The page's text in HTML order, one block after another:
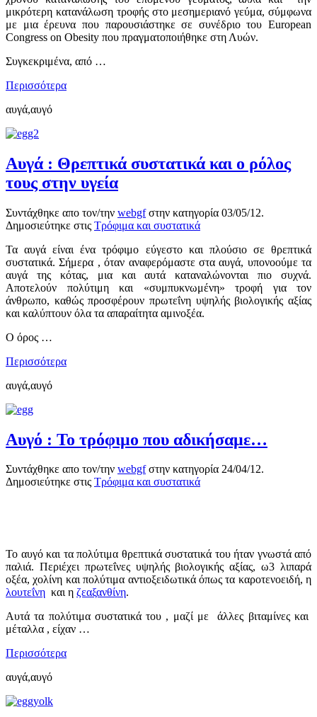
μικρότερη κατανάλωση τροφής στο μεσημεριανό γεύμα, σύμφωνα
με μια έρευνα που παρουσιάστηκε σε συνέδριο του European
Congress on Obesity που πραγματοποιήθηκε στη Λυών.
Συγκεκριμένα, από …
Περισσότερα
αυγά,αυγό
Αυγά : Θρεπτικά συστατικά και ο ρόλος
τους στην υγεία
Συντάχθηκε απο τον/την webgfστην κατηγορία 03/05/12.
Δημοσιεύτηκε στις Τρόφιμα και συστατικά
Τα αυγά είναι ένα τρόφιμο εύγεστο και πλούσιο σε θρεπτικά
συστατικά. Σήμερα , όταν αναφερόμαστε στα αυγά, υπονοούμε τα
αυγά της κότας, μια και αυτά καταναλώνονται πιο συχνά.
Αποτελούν πολύτιμη και «συμπυκνωμένη» τροφή για τον
άνθρωπο, καθώς προσφέρουν πρωτεΐνη υψηλής βιολογικής αξίας
και καλύπτουν όλα τα απαραίτητα αμινοξέα.
Ο όρος …
Περισσότερα
αυγά,αυγό
Αυγό : Το τρόφιμο που αδικήσαμε…
Συντάχθηκε απο τον/την webgfστην κατηγορία 24/04/12.
Δημοσιεύτηκε στις Τρόφιμα και συστατικά
Το αυγό και τα πολύτιμα θρεπτικά συστατικά του ήταν γνωστά από
παλιά. Περιέχει πρωτεΐνες υψηλής βιολογικής αξίας, ω3 λιπαρά
οξέα, χολίνη και πολύτιμα αντιοξειδωτικά όπως τα καροτενοειδή, η
λουτεΐνη και η ζεαξανθίνη.
Αυτά τα πολύτιμα συστατικά του , μαζί με άλλες βιταμίνες και
μέταλλα , είχαν …
Περισσότερα
αυγά,αυγό